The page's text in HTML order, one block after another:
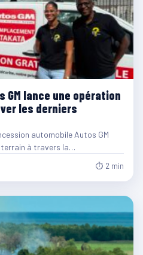
GM lance une opération
les derniers
automobile Autos GM
terrain à travers la…
⏱ 2 min